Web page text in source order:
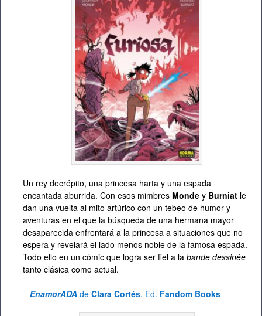
Un rey decrépito, una princesa harta y una espada
encantada aburrida. Con esos mimbres Monde y Burniat le
dan una vuelta al mito artúrico con un tebeo de humor y
aventuras en el que la búsqueda de una hermana mayor
desaparecida enfrentará a la princesa a situaciones que no
espera y revelará el lado menos noble de la famosa espada.
Todo ello en un cómic que logra ser fiel a la bande dessinée
tanto clásica como actual.
– EnamorADA de Clara Cortés, Ed. Fandom Books